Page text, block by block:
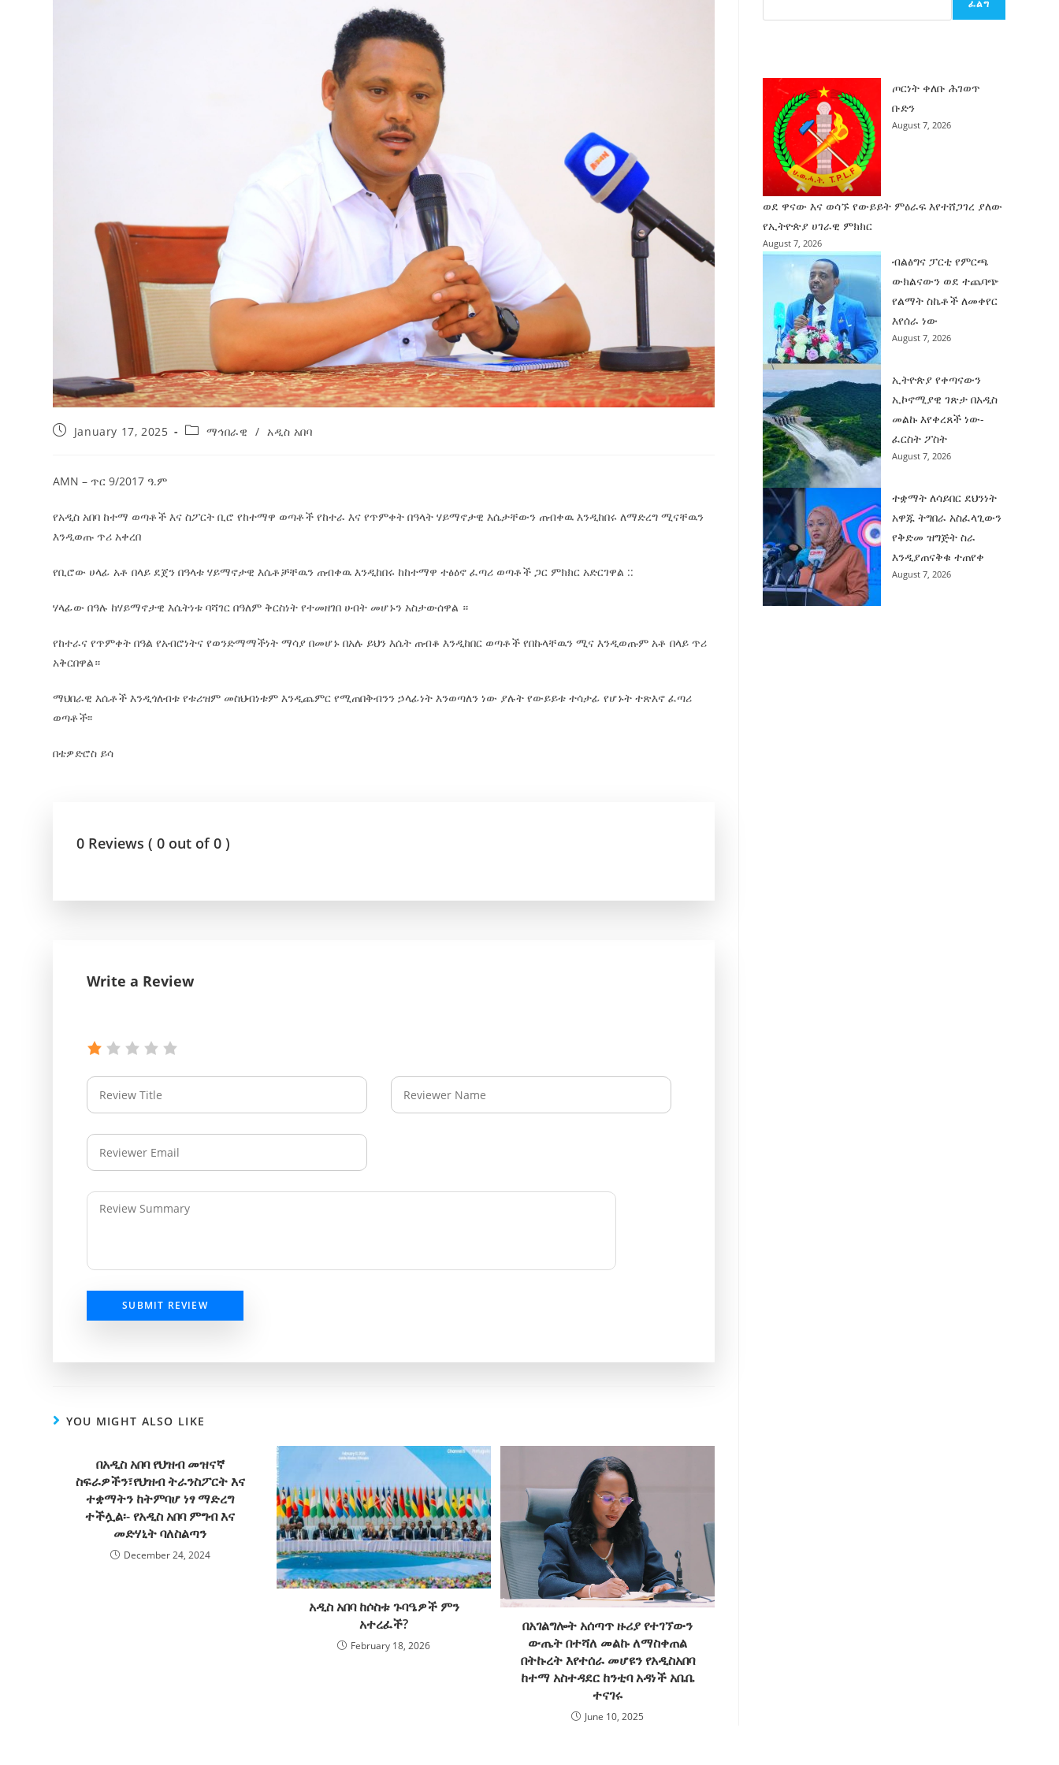
ኢትዮጵያ የቀጣናውን ኢኮኖሚያዊ ገጽታ በአዲስ
መልኩ እየቀረጸች ነው-ፈርስት ፖስት
August 7, 2026
2ኛው የአዲስ ሚዲያ ኔትዎርክ አመራሮች እና
ሠራተኞች ስፖርት ፌስቲቫል በቴሌቪዥን ዘርፍ
ተቃውሞ የበዛበት የፊፋ አዲሱ እቅድ
January 17, 2025 ማኅበራዊ / አዲስ አበባ
AMN – ጥር 9/2017 ዓ.ም
የአዲስ አበባ ከተማ ወጣቶች እና ስፖርት ቢሮ የከተማዋ ወጣቶች የከተራ እና የጥምቀት በዓላት ሃይማኖታዊ እሴታቸውን ጠብቀዉ እንዲከበሩ ለማድረግ ሚናቸዉን
እንዲወጡ ጥሪ አቀረበ
የቢሮው ሀላፊ አቶ በላይ ደጀን በዓላቱ ሃይማኖታዊ እሴቶቻቸዉን ጠብቀዉ እንዲከበሩ ከከተማዋ ተፅዕኖ ፈጣሪ ወጣቶች ጋር ምክክር አድርገዋል ::
ሃላፊው በዓሉ ከሃይማኖታዊ እሴትነቱ ባሻገር በዓለም ቅርስነት የተመዘገበ ሀብት መሆኑን አስታውሰዋል ።
የከተራና የጥምቀት በዓል የአብሮነትና የወንድማማችነት ማሳያ በመሆኑ በአሉ ይህን እሴት ጠብቆ እንዲከበር ወጣቶች የበኩላቸዉን ሚና እንዲወጡም አቶ በላይ ጥሪ
አቅርበዋል።
ማህበራዊ እሴቶች እንዲጎለብቱ የቱሪዝም መስህብነቱም እንዲጨምር የሚጠበቅብንን ኃላፊነት እንወጣለን ነው ያሉት የውይይቱ ተሳታፊ የሆኑት ተጽእኖ ፈጣሪ
ወጣቶች፡፡
በቴዎድሮስ ይሳ
0 Reviews ( 0 out of 0 )
Write a Review
SUBMIT REVIEW
YOU MIGHT ALSO LIKE
በአዲስ አበባ የህዝብ መዝናኛ
ስፍራዎችን፣የህዝብ ትራንስፖርት እና
ተቋማትን ከትምባሆ ነፃ ማድረግ
ተችሏል፡- የአዲስ አበባ ምግብ እና
መድሃኒት ባለስልጣን
December 24, 2024
አዲስ አበባ ከሶስቱ ጉባዔዎች ምን
አተረፈች?
February 18, 2026
በአገልግሎት አሰጣጥ ዙሪያ የተገኘውን
ውጤት በተሻለ መልኩ ለማስቀጠል
በትኩረት እየተሰራ መሆዩን የአዲስአበባ
ከተማ አስተዳደር ከንቲባ አዳነች አቤቤ
ተናገሩ
June 10, 2025
ፈልግ
ጦርነት ቀለቡ ሕገወጥ
ቡድን
August 7, 2026
ወደ ዋናው እና ወሳኙ የውይይት ምዕራፍ እየተሸጋገረ ያለው
የኢትዮጵያ ሀገራዊ ምክክር
August 7, 2026
ብልፅግና ፓርቲ የምርጫ
ውክልናውን ወደ ተጨባጭ
የልማት ስኬቶች ለመቀየር
እየሰራ ነው
August 7, 2026
ኢትዮጵያ የቀጣናውን
ኢኮኖሚያዊ ገጽታ በአዲስ
መልኩ እየቀረጸች ነው-
ፈርስት ፖስት
August 7, 2026
ተቋማት ለሳይበር ደህንነት
አዋጁ ትግበራ አስፈላጊውን
የቅድመ ዝግጅት ስራ
እንዲያጠናቅቁ ተጠየቀ
August 7, 2026